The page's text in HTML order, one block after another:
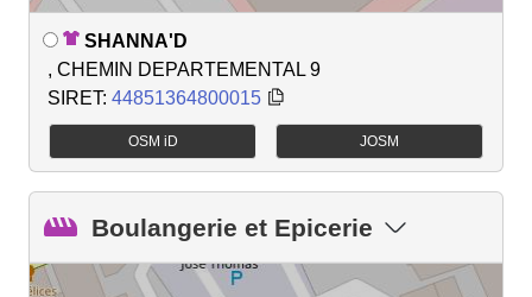
SHANNA'D
, CHEMIN DEPARTEMENTAL 9
SIRET: 44851364800015
OSM iD JOSM
Boulangerie et Epicerie